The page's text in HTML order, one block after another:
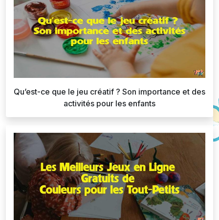
Qu’est-ce que le jeu créatif ? Son importance et des
activités pour les enfants